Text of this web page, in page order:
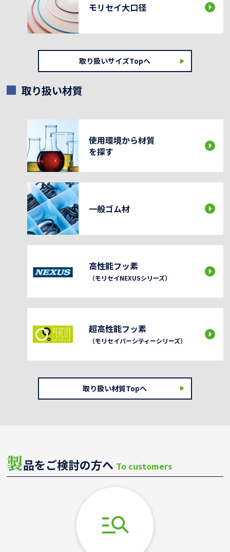
モリセイ大口径
取り扱いサイズTopへ
取り扱い材質
使用環境から材質
を探す
一般ゴム材
高性能フッ素
（モリセイNEXUSシリーズ）
超高性能フッ素
（モリセイパーシティーシリーズ）
取り扱い材質Topへ
製品をご検討の方へ To customers